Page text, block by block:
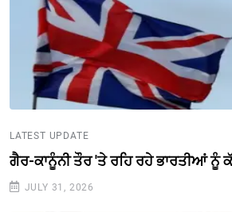
LATEST UPDATE
ਗੈਰ-ਕਾਨੂੰਨੀ ਤੌਰ 'ਤੇ ਰਹਿ ਰਹੇ ਭਾਰਤੀਆਂ ਨੂੰ
JULY 31, 2026